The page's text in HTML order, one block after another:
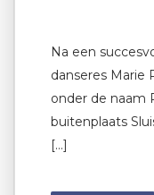
Na een
danseres Marie
onder de naam
buitenplaats
[…]